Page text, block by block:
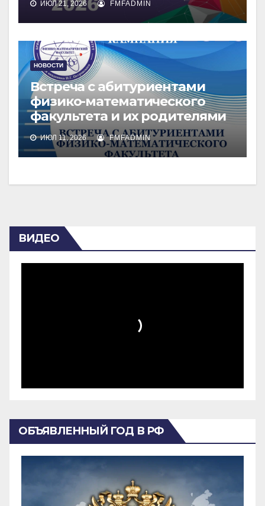
ИЮЛ 21, 2026 FMFADMIN
НОВОСТИ
Встреча с абитуриентами
физико-математического
факультета и их родителями
ИЮЛ 11, 2026 FMFADMIN
ВИДЕО
ОБЪЯВЛЕННЫЙ ГОД В РФ